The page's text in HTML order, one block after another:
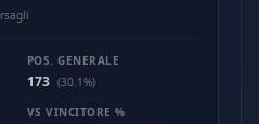
POS. GENERALE
173 (30.1%)
VS VINCITORE %